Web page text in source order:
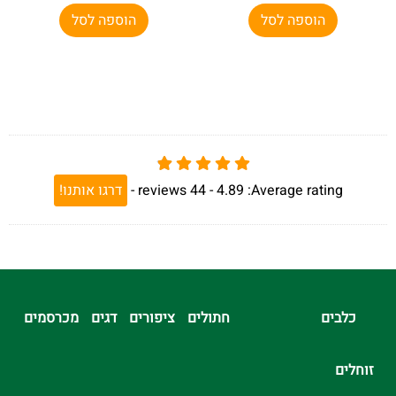
הוספה לסל הוספה לסל
Average rating:
4.89 -
44
reviews
- דרגו אותנו!
כלבים חתולים ציפורים דגים מכרסמים
זוחלים